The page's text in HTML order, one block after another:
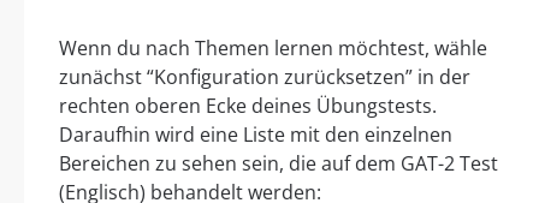
Wenn du nach Themen lernen möchtest, wähle
zunächst “Konfiguration zurücksetzen” in der
rechten oberen Ecke deines Übungstests.
Daraufhin wird eine Liste mit den einzelnen
Bereichen zu sehen sein, die auf dem GAT-2 Test
(Englisch) behandelt werden: